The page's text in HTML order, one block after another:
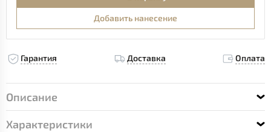
Добавить нанесение
Гарантия Доставка Оплата
Описание
Характеристики